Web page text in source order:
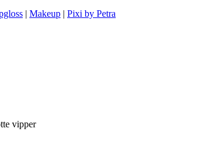
| Makeup | Pixi by Petra
vipper